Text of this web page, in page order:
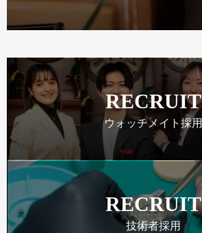
RECRUIT
ウォッチメイト採用
RECRUIT
技術者採用